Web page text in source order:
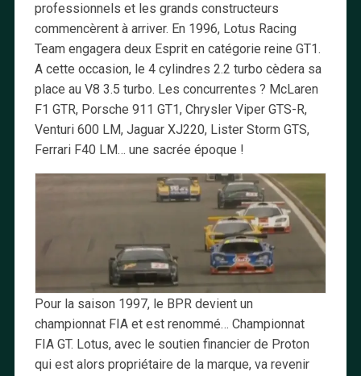
professionnels et les grands constructeurs
commencèrent à arriver. En 1996, Lotus Racing
Team engagera deux Esprit en catégorie reine GT1.
A cette occasion, le 4 cylindres 2.2 turbo cèdera sa
place au V8 3.5 turbo. Les concurrentes ? McLaren
F1 GTR, Porsche 911 GT1, Chrysler Viper GTS-R,
Venturi 600 LM, Jaguar XJ220, Lister Storm GTS,
Ferrari F40 LM… une sacrée époque !
Pour la saison 1997, le BPR devient un
championnat FIA et est renommé… Championnat
FIA GT. Lotus, avec le soutien financier de Proton
qui est alors propriétaire de la marque, va revenir